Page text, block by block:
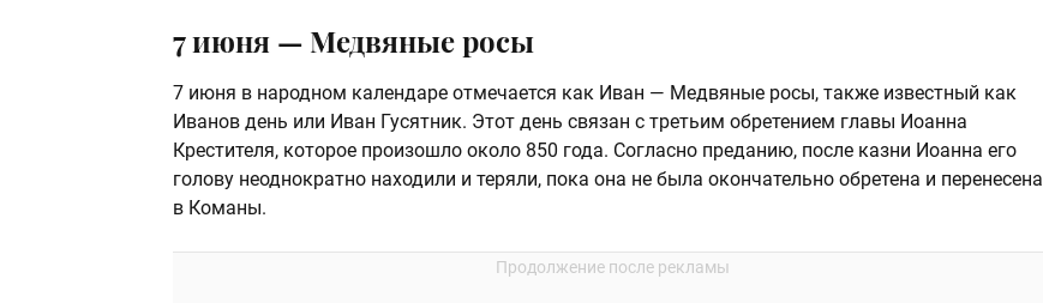
7 июня — Медвяные росы
7 июня в народном календаре отмечается как Иван — Медвяные росы, также известный как
Иванов день или Иван Гусятник. Этот день связан с третьим обретением главы Иоанна
Крестителя, которое произошло около 850 года. Согласно преданию, после казни Иоанна его
голову неоднократно находили и теряли, пока она не была окончательно обретена и перенесена
в Команы.